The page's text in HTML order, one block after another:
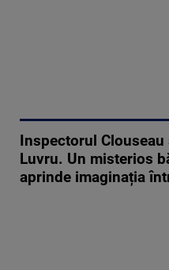
Inspectorul
Luvru. Un misterios
aprinde imaginația